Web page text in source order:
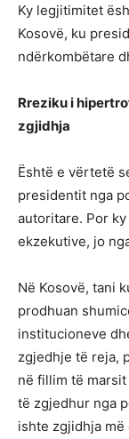
Ky legjitimitet
Kosovë, ku
ndërkombëtare
Rreziku i
zgjidhja
Është e vërtetë
presidentit nga
autoritare. Por
ekzekutive, jo
Në Kosovë, tani
prodhuan
institucioneve
zgjedhje të reja,
në fillim të
të zgjedhur nga
ishte zgjidhja